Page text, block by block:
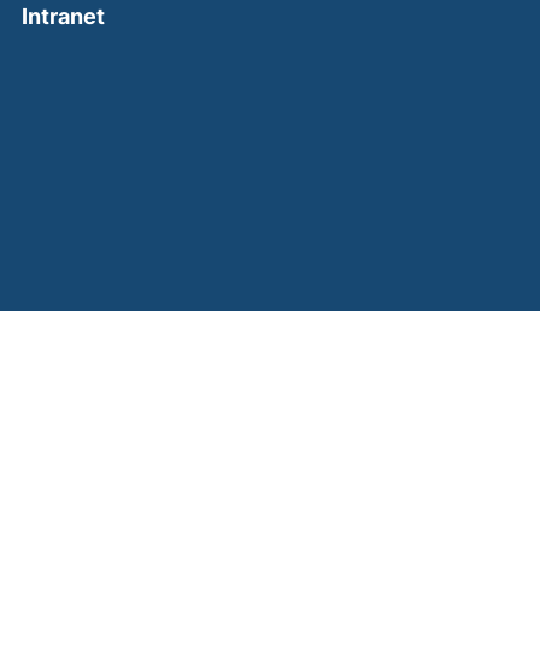
Intranet(external link, opens in a new window)